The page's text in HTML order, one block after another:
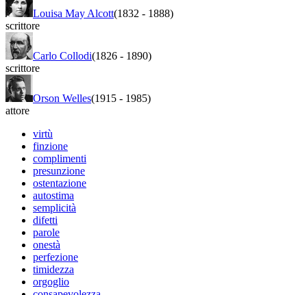
Louisa May Alcott(1832 - 1888)
scrittore
Carlo Collodi(1826 - 1890)
scrittore
Orson Welles(1915 - 1985)
attore
virtù
finzione
complimenti
presunzione
ostentazione
autostima
semplicità
difetti
parole
onestà
perfezione
timidezza
orgoglio